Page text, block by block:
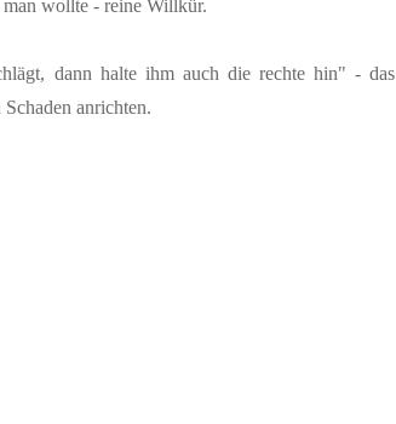
man wollte - reine Willkür.
dann halte ihm auch die rechte hin" - das
anrichten.